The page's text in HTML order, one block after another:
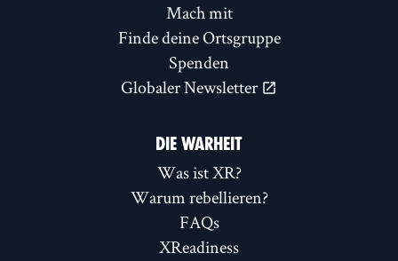
Mach mit
Finde deine Ortsgruppe
Spenden
Globaler Newsletter
DIE WARHEIT
Was ist XR?
Warum rebellieren?
FAQs
XReadiness